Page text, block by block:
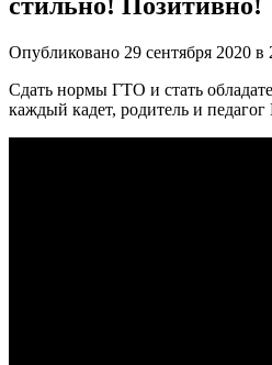
Опубликовано 29 сентября 2020 в
Сдать нормы ГТО и стать
каждый кадет, родитель и